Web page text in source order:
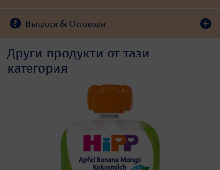
Въпроси & Отговори
Други продукти от тази
категория